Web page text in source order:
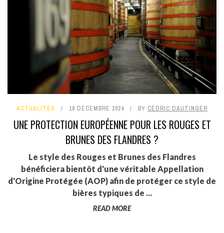
ACTUALITÉS 19 DÉCEMBRE 2024 BY CÉDRIC DAUTINGER
UNE PROTECTION EUROPÉENNE POUR LES ROUGES ET
BRUNES DES FLANDRES ?
Le style des Rouges et Brunes des Flandres
bénéficiera bientôt d'une véritable Appellation
d'Origine Protégée (AOP) afin de protéger ce style de
bières typiques de ...
READ MORE